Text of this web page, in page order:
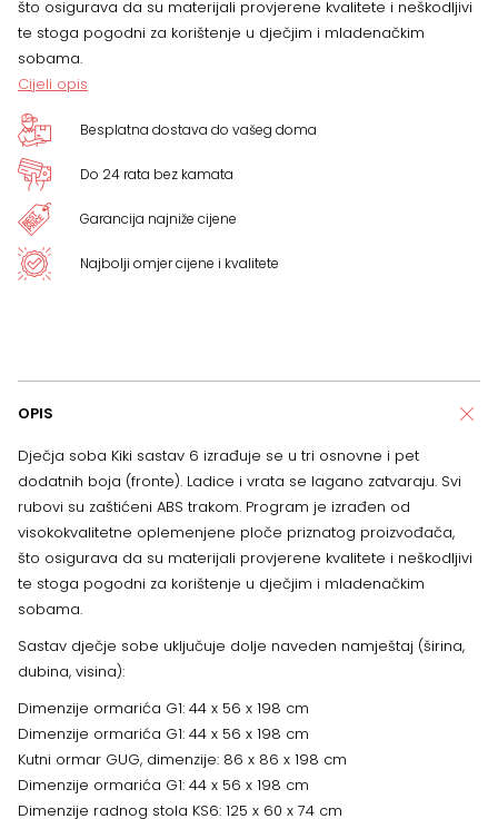
što osigurava da su materijali provjerene kvalitete i neškodljivi
te stoga pogodni za korištenje u dječjim i mladenačkim
sobama.
Cijeli opis
Besplatna dostava do vašeg doma
Do 24 rata bez kamata
Garancija najniže cijene
Najbolji omjer cijene i kvalitete
OPIS
Dječja soba Kiki sastav 6 izrađuje se u tri osnovne i pet
dodatnih boja (fronte). Ladice i vrata se lagano zatvaraju. Svi
rubovi su zaštićeni ABS trakom. Program je izrađen od
visokokvalitetne oplemenjene ploče priznatog proizvođača,
što osigurava da su materijali provjerene kvalitete i neškodljivi
te stoga pogodni za korištenje u dječjim i mladenačkim
sobama.
Sastav dječje sobe uključuje dolje naveden namještaj (širina,
dubina, visina):
Dimenzije ormarića G1: 44 x 56 x 198 cm
Dimenzije ormarića G1: 44 x 56 x 198 cm
Kutni ormar GUG, dimenzije: 86 x 86 x 198 cm
Dimenzije ormarića G1: 44 x 56 x 198 cm
Dimenzije radnog stola KS6: 125 x 60 x 74 cm